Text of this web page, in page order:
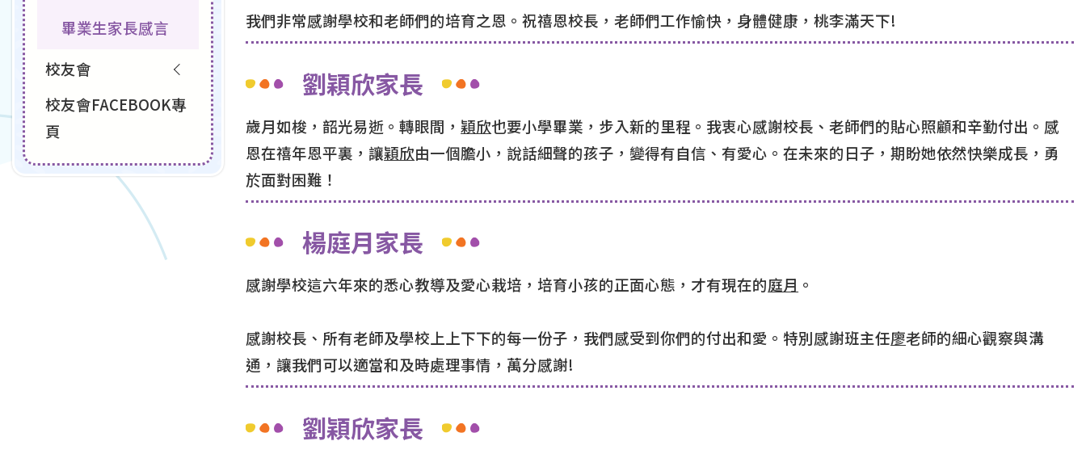
我們非常感謝學校和老師們的培育之恩。祝禧恩校長，老師們工作愉快，身體健康，桃李滿天下!
劉穎欣家長
歲月如梭，韶光易逝。轉眼間，穎欣也要小學畢業，步入新的里程。我衷心感謝校長、老師們的貼心照顧和辛勤付出。感
恩在禧年恩平裏，讓穎欣由一個膽小，說話細聲的孩子，變得有自信、有愛心。在未來的日子，期盼她依然快樂成長，勇
於面對困難！
楊庭月家長
感謝學校這六年來的悉心教導及愛心栽培，培育小孩的正面心態，才有現在的庭月 。
感謝校長、所有老師及學校上上下下的每一份子，我們感受到你們的付出和愛。特別感謝班主任廖老師的細心觀察與溝
通，讓我們可以適當和及時處理事情，萬分感謝!
劉穎欣家長
畢業生家長感言
校友會
校友會FACEBOOK專
頁